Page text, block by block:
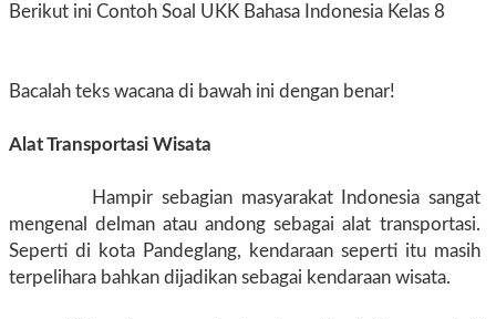
Berikut ini Contoh Soal UKK Bahasa Indonesia Kelas 8
Bacalah teks wacana di bawah ini dengan benar!
Alat Transportasi Wisata
Hampir sebagian masyarakat Indonesia sangat
mengenal delman atau andong sebagai alat transportasi.
Seperti di kota Pandeglang, kendaraan seperti itu masih
terpelihara bahkan dijadikan sebagai kendaraan wisata.